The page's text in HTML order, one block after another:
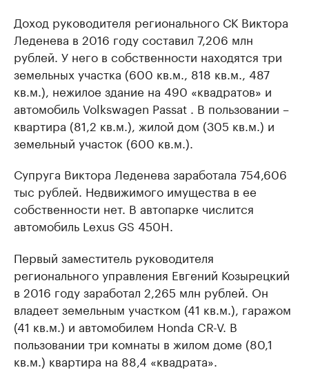
Доход руководителя регионального СК Виктора
Леденева в 2016 году составил 7,206 млн
рублей. У него в собственности находятся три
земельных участка (600 кв.м., 818 кв.м., 487
кв.м.), нежилое здание на 490 «квадратов» и
автомобиль Volkswagen Passat . В пользовании –
квартира (81,2 кв.м.), жилой дом (305 кв.м.) и
земельный участок (600 кв.м.).
Супруга Виктора Леденева заработала 754,606
тыс рублей. Недвижимого имущества в ее
собственности нет. В автопарке числится
автомобиль Lexus GS 450H.
Первый заместитель руководителя
регионального управления Евгений Козырецкий
в 2016 году заработал 2,265 млн рублей. Он
владеет земельным участком (41 кв.м.), гаражом
(41 кв.м.) и автомобилем Honda CR-V. В
пользовании три комнаты в жилом доме (80,1
кв.м.) квартира на 88,4 «квадрата».